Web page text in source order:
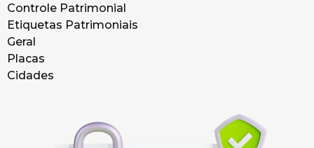
Controle Patrimonial
Etiquetas Patrimoniais
Geral
Placas
Cidades